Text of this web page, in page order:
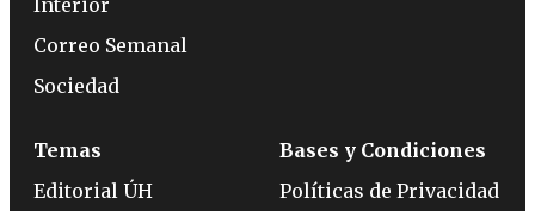
Correo Semanal
Sociedad
Temas
Editorial ÚH
Bases y Condiciones
Políticas de Privacidad